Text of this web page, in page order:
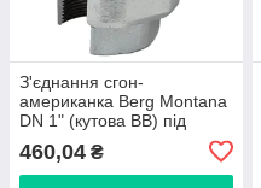
З'єднання сгон-
американка Berg Montana
DN 1" (кутова ВВ) під
9525005
460,04 ₴